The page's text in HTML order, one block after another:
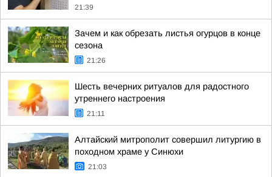
21:39
Зачем и как обрезать листья огурцов в конце
сезона
21:26
Шесть вечерних ритуалов для радостного
утреннего настроения
21:11
Алтайский митрополит совершил литургию в
походном храме у Синюхи
21:03